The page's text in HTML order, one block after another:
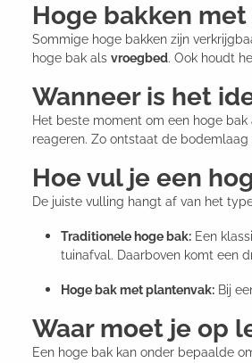
Hoge bakken
Sommige hoge bakken zijn
hoge bak als vroegbed. Ook houdt
Wanneer is het
Het beste moment om een hoge
reageren. Zo ontstaat de
Hoe vul je een
De juiste vulling hangt af van het
Traditionele hoge bak: Een
tuinafval. Daarboven komt een
Hoge bak met plantenvak: Bij
Waar moet je op
Een hoge bak kan onder bepaalde